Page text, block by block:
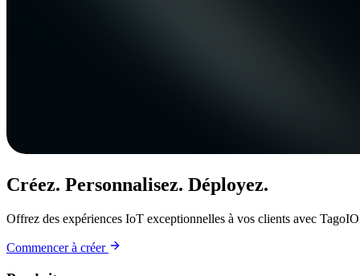
Créez. Personnalisez. Déployez.
Offrez des expériences IoT exceptionnelles à vos clients avec
Commencer à créer